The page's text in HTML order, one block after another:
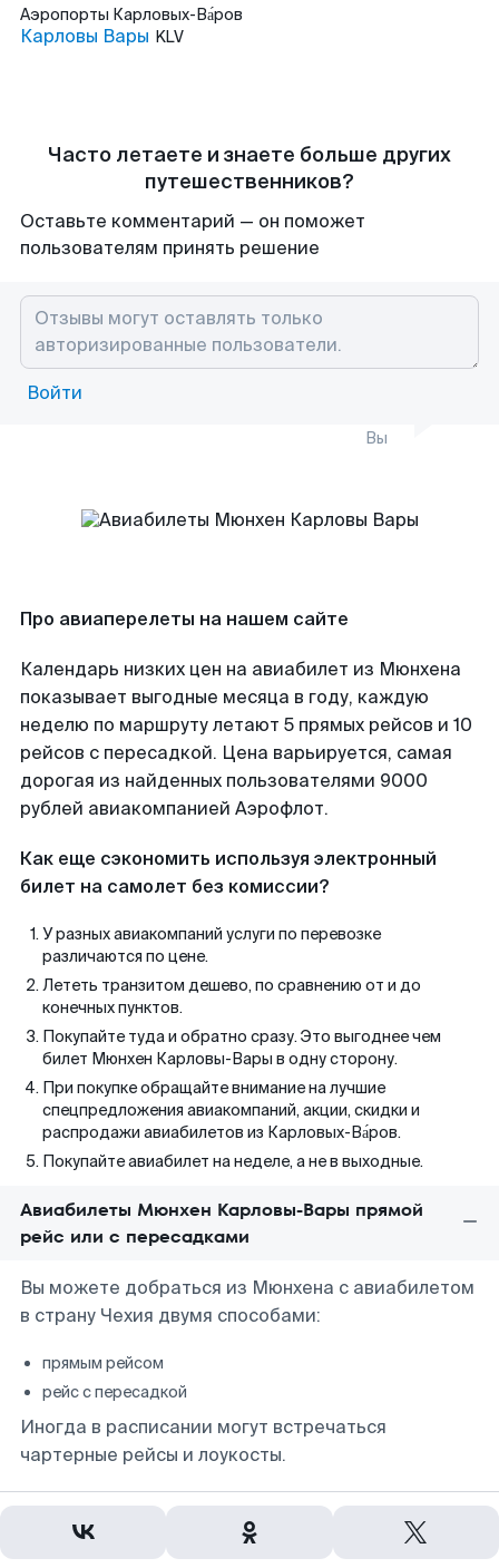
Аэропорты Карловых-Ва́ров
Карловы Вары KLV
Часто летаете и знаете больше других
путешественников?
Оставьте комментарий — он поможет
пользователям принять решение
Войти
Вы
Про авиаперелеты на нашем сайте
Календарь низких цен на авиабилет из Мюнхена
показывает выгодные месяца в году, каждую
неделю по маршруту летают 5 прямых рейсов и 10
рейсов с пересадкой. Цена варьируется, самая
дорогая из найденных пользователями 9000
рублей авиакомпанией Аэрофлот.
Как еще сэкономить используя электронный
билет на самолет без комиссии?
У разных авиакомпаний услуги по перевозке
различаются по цене.
Лететь транзитом дешево, по сравнению от и до
конечных пунктов.
Покупайте туда и обратно сразу. Это выгоднее чем
билет Мюнхен Карловы-Вары в одну сторону.
При покупке обращайте внимание на лучшие
спецпредложения авиакомпаний, акции, скидки и
распродажи авиабилетов из Карловых-Ва́ров.
Покупайте авиабилет на неделе, а не в выходные.
Авиабилеты Мюнхен Карловы-Вары прямой
рейс или с пересадками
Вы можете добраться из Мюнхена с авиабилетом
в страну Чехия двумя способами:
прямым рейсом
рейс с пересадкой
Иногда в расписании могут встречаться
чартерные рейсы и лоукосты.